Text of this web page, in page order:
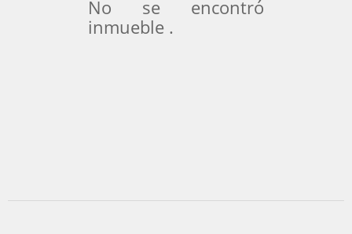
No se encontró
inmueble .